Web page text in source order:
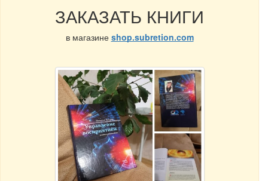
ЗАКАЗАТЬ КНИГИ
в магазине shop.subretion.com